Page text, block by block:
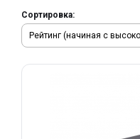
Сортировка: